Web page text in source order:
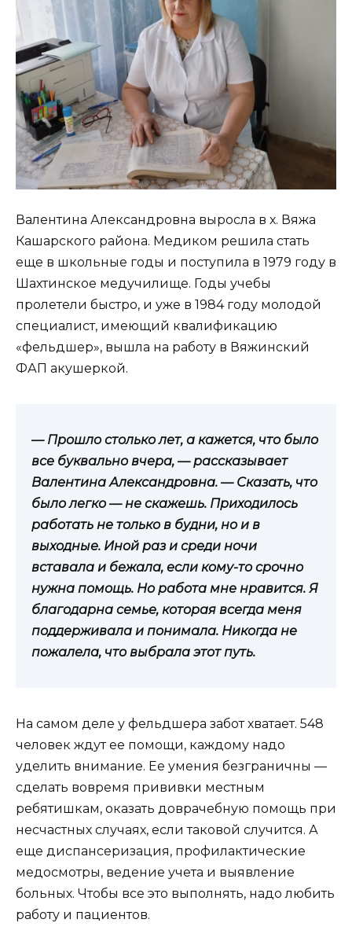
Валентина Александровна выросла в х. Вяжа
Кашарского района. Медиком решила стать
еще в школьные годы и поступила в 1979 году в
Шахтинское медучилище. Годы учебы
пролетели быстро, и уже в 1984 году молодой
специалист, имеющий квалификацию
«фельдшер», вышла на работу в Вяжинский
ФАП акушеркой.
— Прошло столько лет, а кажется, что было
все буквально вчера, — рассказывает
Валентина Александровна. — Сказать, что
было легко — не скажешь. Приходилось
работать не только в будни, но и в
выходные. Иной раз и среди ночи
вставала и бежала, если кому-то срочно
нужна помощь. Но работа мне нравится. Я
благодарна семье, которая всегда меня
поддерживала и понимала. Никогда не
пожалела, что выбрала этот путь.
На самом деле у фельдшера забот хватает. 548
человек ждут ее помощи, каждому надо
уделить внимание. Ее умения безграничны —
сделать вовремя прививки местным
ребятишкам, оказать доврачебную помощь при
несчастных случаях, если таковой случится. А
еще диспансеризация, профилактические
медосмотры, ведение учета и выявление
больных. Чтобы все это выполнять, надо любить
работу и пациентов.